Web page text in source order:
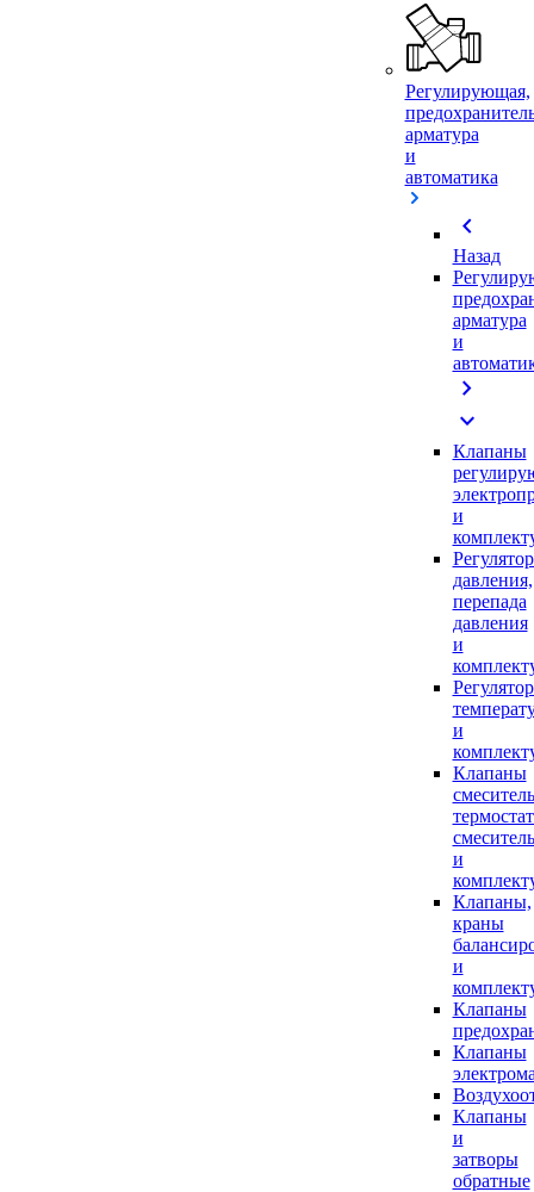
Регулирующая,
арматура
и
автоматика
chevron_left
Назад
арматура
и
chevron_right
expand_more
Клапаны
и
давления,
перепада
давления
и
и
Клапаны
и
Клапаны,
краны
и
Клапаны
Клапаны
Клапаны
и
затворы
обратные